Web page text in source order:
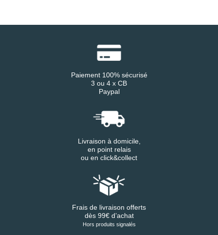
Paiement 100% sécurisé
3 ou 4 x CB
Paypal
Livraison à domicile,
en point relais
ou en click&collect
Frais de livraison offerts
dès 99€ d’achat
Hors produits signalés